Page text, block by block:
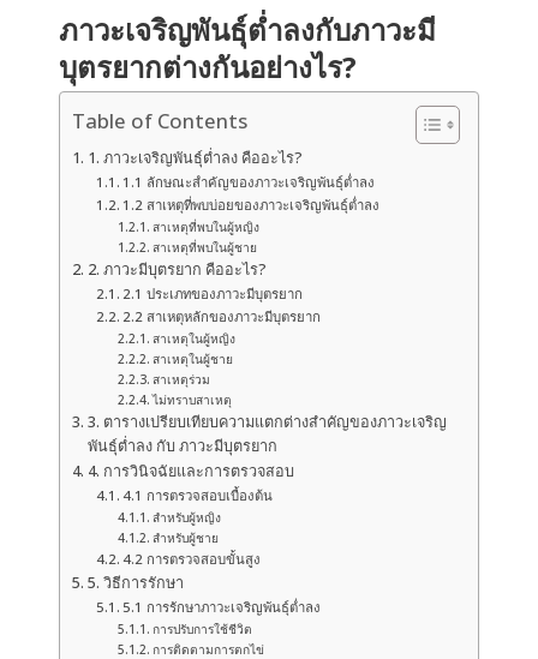
ภาวะเจริญพันธุ์ต่ำลงกับภาวะมี
บุตรยากต่างกันอย่างไร?
Table of Contents
1. ภาวะเจริญพันธุ์ต่ำลง คืออะไร?
1.1 ลักษณะสำคัญของภาวะเจริญพันธุ์ต่ำลง
1.2 สาเหตุที่พบบ่อยของภาวะเจริญพันธุ์ต่ำลง
สาเหตุที่พบในผู้หญิง
สาเหตุที่พบในผู้ชาย
2. ภาวะมีบุตรยาก คืออะไร?
2.1 ประเภทของภาวะมีบุตรยาก
2.2 สาเหตุหลักของภาวะมีบุตรยาก
สาเหตุในผู้หญิง
สาเหตุในผู้ชาย
สาเหตุร่วม
ไม่ทราบสาเหตุ
3. ตารางเปรียบเทียบความแตกต่างสำคัญของภาวะเจริญ
พันธุ์ต่ำลง กับ ภาวะมีบุตรยาก
4. การวินิจฉัยและการตรวจสอบ
4.1 การตรวจสอบเบื้องต้น
สำหรับผู้หญิง
สำหรับผู้ชาย
4.2 การตรวจสอบขั้นสูง
5. วิธีการรักษา
5.1 การรักษาภาวะเจริญพันธุ์ต่ำลง
การปรับการใช้ชีวิต
การติดตามการตกไข่